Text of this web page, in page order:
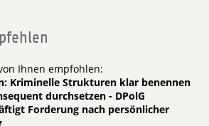
Ihnen empfohlen:
Kriminelle Strukturen klar benennen
durchsetzen - DPolG
Forderung nach persönlicher